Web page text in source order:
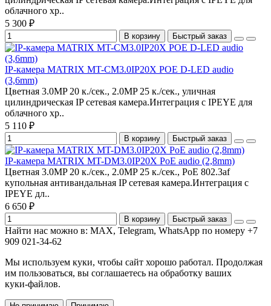
облачного хр..
5 300 ₽
В корзину Быстрый заказ
IP-камера MATRIX MT-CM3.0IP20X POE D-LED audio
(3,6mm)
Цветная 3.0MP 20 к./сек., 2.0MP 25 к./сек., уличная
цилиндрическая IP сетевая камера.Интеграция с IPEYE для
облачного хр..
5 110 ₽
В корзину Быстрый заказ
IP-камера MATRIX MT-DM3.0IP20X PoE audio (2,8mm)
Цветная 3.0MP 20 к./сек., 2.0MP 25 к./сек., PoE 802.3af
купольная антивандальная IP сетевая камера.Интеграция с
IPEYE дл..
6 650 ₽
В корзину Быстрый заказ
Найти нас можно в: MAX, Telegram, WhatsApp по номеру +7
909 021-34-62
Мы используем куки, чтобы сайт хорошо работал. Продолжая
им пользоваться, вы соглашаетесь на обработку ваших
куки‑файлов.